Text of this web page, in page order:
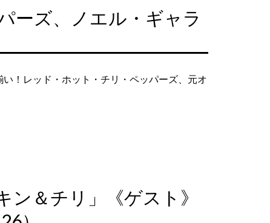
ーズ、ノエル・ギャラ
！レッド・ホット・チリ・ペッパーズ、元オ
ン＆チリ」《ゲスト》